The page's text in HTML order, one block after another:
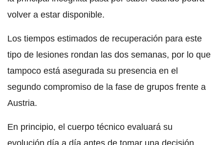
volver a estar disponible.
Los tiempos estimados de recuperación para este
tipo de lesiones rondan las dos semanas, por lo que
tampoco está asegurada su presencia en el
segundo compromiso de la fase de grupos frente a
Austria.
En principio, el cuerpo técnico evaluará su
evolución día a día antes de tomar una decisión